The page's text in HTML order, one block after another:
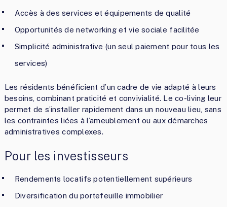
Accès à des services et équipements de qualité
Opportunités de networking et vie sociale facilitée
Simplicité administrative (un seul paiement pour tous les
services)
Les résidents bénéficient d’un cadre de vie adapté à leurs
besoins, combinant praticité et convivialité. Le co-living leur
permet de s’installer rapidement dans un nouveau lieu, sans
les contraintes liées à l’ameublement ou aux démarches
administratives complexes.
Pour les investisseurs
Rendements locatifs potentiellement supérieurs
Diversification du portefeuille immobilier